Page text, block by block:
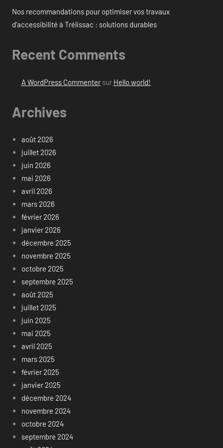
Nos recommandations pour optimiser vos travaux
d’accessibilité à Trélissac : solutions durables
Recent Comments
A WordPress Commentersur Hello world!
Archives
août 2026
juillet 2026
juin 2026
mai 2026
avril 2026
mars 2026
février 2026
janvier 2026
décembre 2025
novembre 2025
octobre 2025
septembre 2025
août 2025
juillet 2025
juin 2025
mai 2025
avril 2025
mars 2025
février 2025
janvier 2025
décembre 2024
novembre 2024
octobre 2024
septembre 2024